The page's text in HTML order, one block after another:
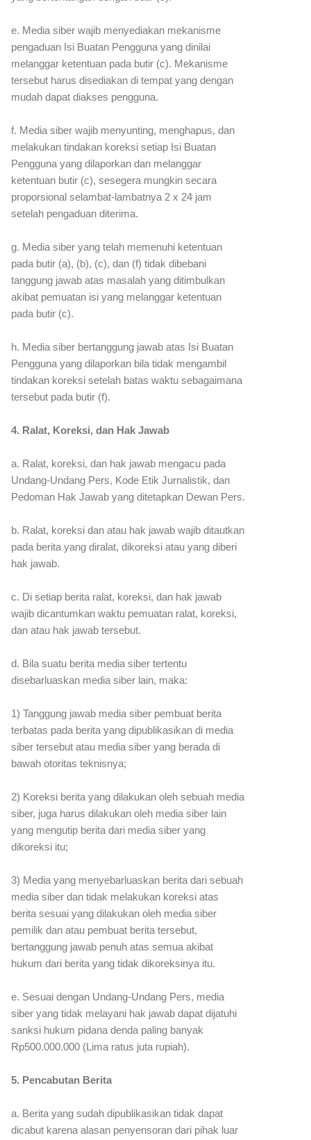
e. Media siber wajib menyediakan mekanisme
pengaduan Isi Buatan Pengguna yang dinilai
melanggar ketentuan pada butir (c). Mekanisme
tersebut harus disediakan di tempat yang dengan
mudah dapat diakses pengguna.
f. Media siber wajib menyunting, menghapus, dan
melakukan tindakan koreksi setiap Isi Buatan
Pengguna yang dilaporkan dan melanggar
ketentuan butir (c), sesegera mungkin secara
proporsional selambat-lambatnya 2 x 24 jam
setelah pengaduan diterima.
g. Media siber yang telah memenuhi ketentuan
pada butir (a), (b), (c), dan (f) tidak dibebani
tanggung jawab atas masalah yang ditimbulkan
akibat pemuatan isi yang melanggar ketentuan
pada butir (c).
h. Media siber bertanggung jawab atas Isi Buatan
Pengguna yang dilaporkan bila tidak mengambil
tindakan koreksi setelah batas waktu sebagaimana
tersebut pada butir (f).
4. Ralat, Koreksi, dan Hak Jawab
a. Ralat, koreksi, dan hak jawab mengacu pada
Undang-Undang Pers, Kode Etik Jurnalistik, dan
Pedoman Hak Jawab yang ditetapkan Dewan Pers.
b. Ralat, koreksi dan atau hak jawab wajib ditautkan
pada berita yang diralat, dikoreksi atau yang diberi
hak jawab.
c. Di setiap berita ralat, koreksi, dan hak jawab
wajib dicantumkan waktu pemuatan ralat, koreksi,
dan atau hak jawab tersebut.
d. Bila suatu berita media siber tertentu
disebarluaskan media siber lain, maka:
1) Tanggung jawab media siber pembuat berita
terbatas pada berita yang dipublikasikan di media
siber tersebut atau media siber yang berada di
bawah otoritas teknisnya;
2) Koreksi berita yang dilakukan oleh sebuah media
siber, juga harus dilakukan oleh media siber lain
yang mengutip berita dari media siber yang
dikoreksi itu;
3) Media yang menyebarluaskan berita dari sebuah
media siber dan tidak melakukan koreksi atas
berita sesuai yang dilakukan oleh media siber
pemilik dan atau pembuat berita tersebut,
bertanggung jawab penuh atas semua akibat
hukum dari berita yang tidak dikoreksinya itu.
e. Sesuai dengan Undang-Undang Pers, media
siber yang tidak melayani hak jawab dapat dijatuhi
sanksi hukum pidana denda paling banyak
Rp500.000.000 (Lima ratus juta rupiah).
5. Pencabutan Berita
a. Berita yang sudah dipublikasikan tidak dapat
dicabut karena alasan penyensoran dari pihak luar